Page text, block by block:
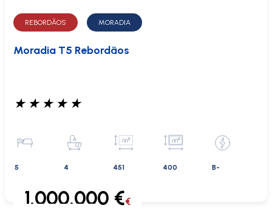
REBORDÃOS MORADIA
Moradia T5 Rebordãos
★ ★ ★ ★ ★
5 4 451 400 B-
1.000.000 €€